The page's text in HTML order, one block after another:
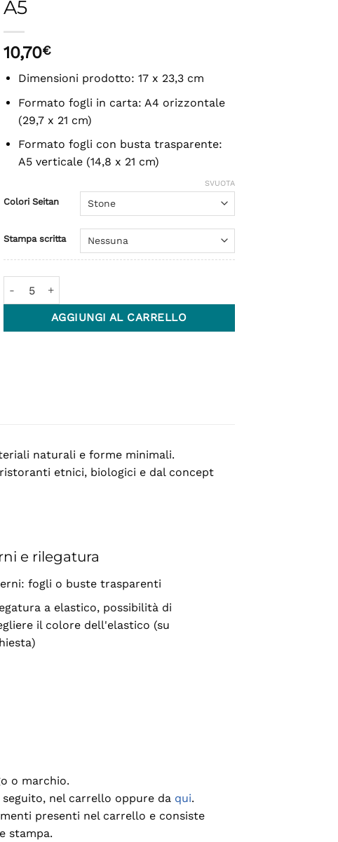
A5
10,70€
Dimensioni prodotto: 17 x 23,3 cm
Formato fogli in carta: A4 orizzontale
(29,7 x 21 cm)
Formato fogli con busta trasparente:
A5 verticale (14,8 x 21 cm)
Colori Seitan
Stampa scritta
SVUOTA
AGGIUNGI AL CARRELLO
naturali e forme minimali.
etnici, biologici e dal concept
e rilegatura
fogli o buste trasparenti
a elastico, possibilità di
il colore dell'elastico (su
o marchio.
nel carrello oppure da qui.
presenti nel carrello e consiste
stampa.